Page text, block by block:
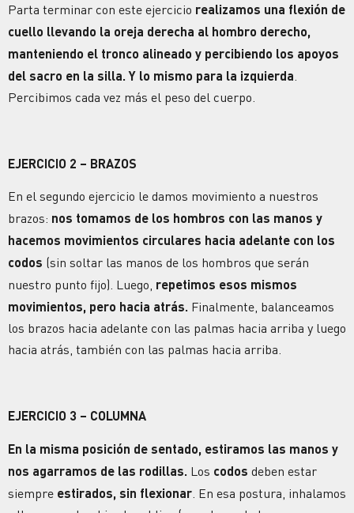
Parta terminar con este ejercicio realizamos una flexión de
cuello llevando la oreja derecha al hombro derecho,
manteniendo el tronco alineado y percibiendo los apoyos
del sacro en la silla. Y lo mismo para la izquierda
Percibimos cada vez más el peso del cuerpo.
EJERCICIO 2 – BRAZOS
En el segundo ejercicio le damos movimiento a nuestros
brazos: nos tomamos de los hombros con las manos y
hacemos movimientos circulares hacia adelante con los
codos (sin soltar las manos de los hombros que serán
nuestro punto fijo). Luego, repetimos esos mismos
movimientos, pero hacia atrás. Finalmente, balanceamos
los brazos hacia adelante con las palmas hacia arriba y luego
hacia atrás, también con las palmas hacia arriba.
EJERCICIO 3 – COLUMNA
En la misma posición de sentado, estiramos las manos y
nos agarramos de las rodillas. Los codos deben estar
siempre estirados, sin flexionar. En esa postura, inhalamos